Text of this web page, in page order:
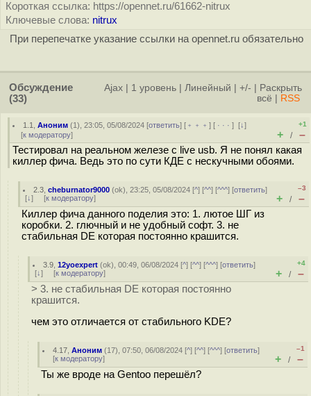
Короткая ссылка: https://opennet.ru/61662-nitrux
Ключевые слова: nitrux
При перепечатке указание ссылки на opennet.ru обязательно
Обсуждение
(33)
Ajax 1 уровень Линейный +/-
Раскрыть
всё
RSS
1.1 ,Аноним (1), 23:05, 05/08/2024 [ответить] [ ﹢﹢﹢] [ · · ·][↓]
[к модератору]
+1
+ / –
Тестировал на реальном железе с live usb. Я не понял какая
киллер фича. Ведь это по сути КДЕ с нескучными обоями.
2.3 ,cheburnator9000 (ok), 23:25, 05/08/2024 [^] [^^] [^^^] [ответить]
[↓] [к модератору]
–3
+ / –
Киллер фича данного поделия это: 1. лютое ШГ из
коробки. 2. глючный и не удобный софт. 3. не
стабильная DE которая постоянно крашится.
3.9 ,12yoexpert (ok), 00:49, 06/08/2024 [^] [^^] [^^^] [ответить]
[↓] [к модератору]
+4
+ / –
> 3. не стабильная DE которая постоянно
крашится.
чем это отличается от стабильного KDE?
4.17 ,Аноним (17), 07:50, 06/08/2024 [^] [^^] [^^^] [ответить]
[к модератору]
–1
+ / –
Ты же вроде на Gentoo перешёл?